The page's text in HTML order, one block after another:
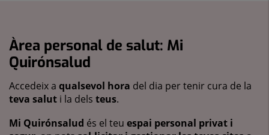
Àrea personal de salut: Mi
Quirónsalud
Accedeix a qualsevol hora del dia per tenir cura de la
teva salut i la dels teus.
Mi Quirónsalud és el teu espai personal privat i